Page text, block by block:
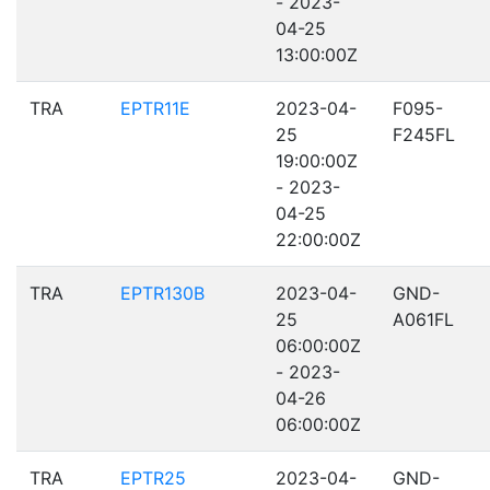
04-25
13:00:00Z
TRA EPTR11E
2023-04-
25
19:00:00Z
- 2023-
04-25
22:00:00Z
F095-
F245FL
TRA EPTR130B
2023-04-
25
06:00:00Z
- 2023-
04-26
06:00:00Z
GND-
A061FL
TRA EPTR25 2023-04- GND-